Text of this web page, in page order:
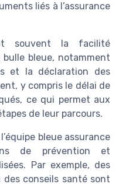
liés à l’assurance
souvent la facilité
bulle bleue, notamment
et la déclaration des
y compris le délai de
ce qui permet aux
de leur parcours.
bleue assurance
de prévention et
Par exemple, des
conseils santé sont